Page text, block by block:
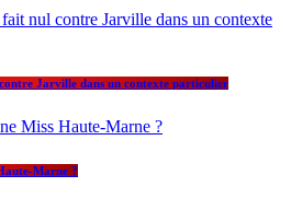
Jarville dans un contexte particulier
Marne ?